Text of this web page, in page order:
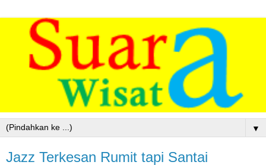
▼
Jazz Terkesan Rumit tapi Santai